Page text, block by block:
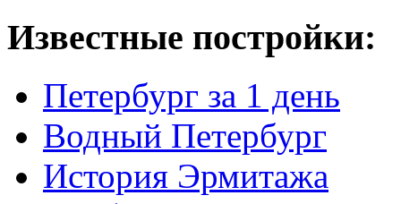
Известные постройки:
Петербург за 1 день
Водный Петербург
История Эрмитажа